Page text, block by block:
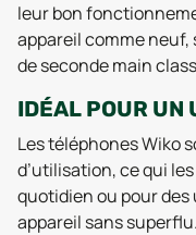
leur bon
appareil comme neuf,
de seconde main
IDÉAL POUR UN
Les téléphones Wiko
d’utilisation, ce qui
quotidien ou pour
appareil sans